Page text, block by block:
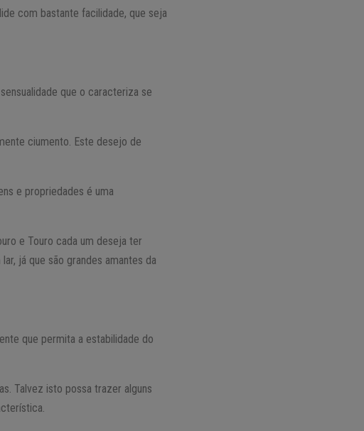
com bastante facilidade, que seja
que o caracteriza se
ciumento. Este desejo de
e propriedades é uma
e Touro cada um deseja ter
já que são grandes amantes da
que permita a estabilidade do
Talvez isto possa trazer alguns